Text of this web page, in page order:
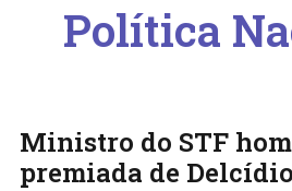
Política
Ministro do STF
premiada de